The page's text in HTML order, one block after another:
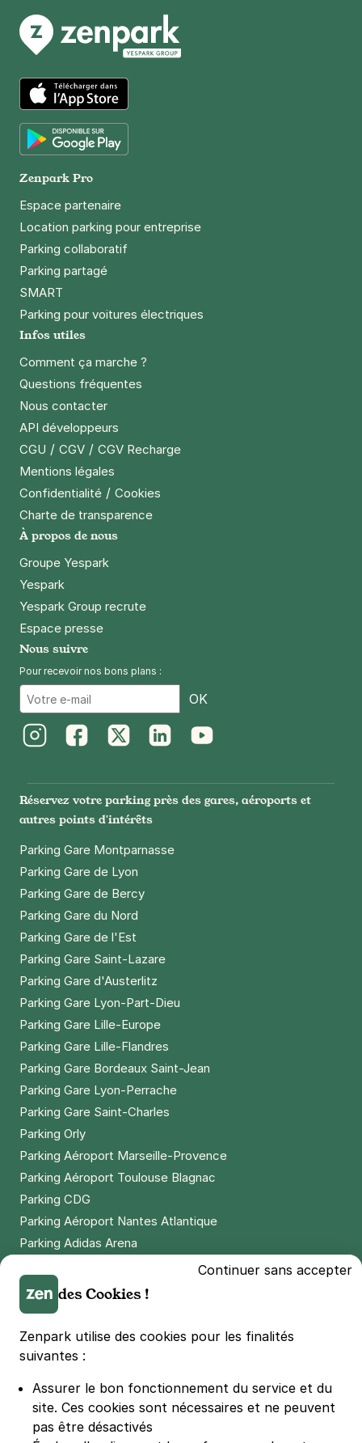
App Store
Zenpark Pro
Espace partenaire
Location parking pour entreprise
Parking collaboratif
Parking partagé
SMART
Parking pour voitures électriques
Infos utiles
Comment ça marche ?
Questions fréquentes
Nous contacter
API développeurs
CGU / CGV / CGV Recharge
Mentions légales
Confidentialité / Cookies
Charte de transparence
À propos de nous
Groupe Yespark
Yespark
Yespark Group recrute
Espace presse
Nous suivre
Pour recevoir nos bons plans :
OK
Réservez votre parking près des gares, aéroports et
autres points d'intérêts
Parking Gare Montparnasse
Parking Gare de Lyon
Parking Gare de Bercy
Parking Gare du Nord
Parking Gare de l'Est
Parking Gare Saint-Lazare
Parking Gare d'Austerlitz
Parking Gare Lyon-Part-Dieu
Parking Gare Lille-Europe
Parking Gare Lille-Flandres
Parking Gare Bordeaux Saint-Jean
Parking Gare Lyon-Perrache
Parking Gare Saint-Charles
Parking Orly
Parking Aéroport Marseille-Provence
Parking Aéroport Toulouse Blagnac
Parking CDG
Parking Aéroport Nantes Atlantique
Parking Adidas Arena
Parking LDLC Arena
Parking Stade Pierre Mauroy
Parking Groupama Stadium
Parking Vélodrome
Parking Bercy
Parking La Défense Arena
Parking Les 4 temps
Continuer sans accepter
des Cookies !
Zenpark utilise des cookies pour les finalités
suivantes :
Assurer le bon fonctionnement du service et du
site. Ces cookies sont nécessaires et ne peuvent
pas être désactivés